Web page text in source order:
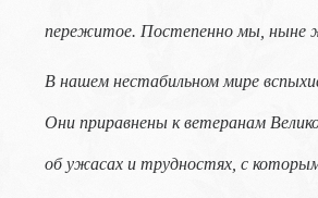
пережитое. Постепенно мы, ныне
В нашем нестабильном мире
Они приравнены к ветеранам
об ужасах и трудностях, с